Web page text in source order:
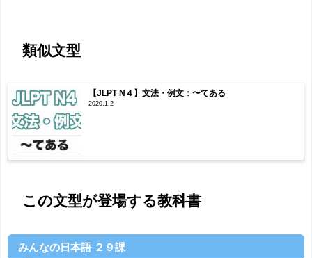
類似文型
【JLPT N４】文法・例文：〜てある
2020.1.2
この文型が登場する教科書
みんなの日本語 ２９課